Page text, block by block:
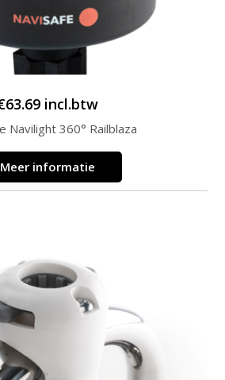
63.69 incl.btw
Navilight 360° Railblaza
Meer informatie